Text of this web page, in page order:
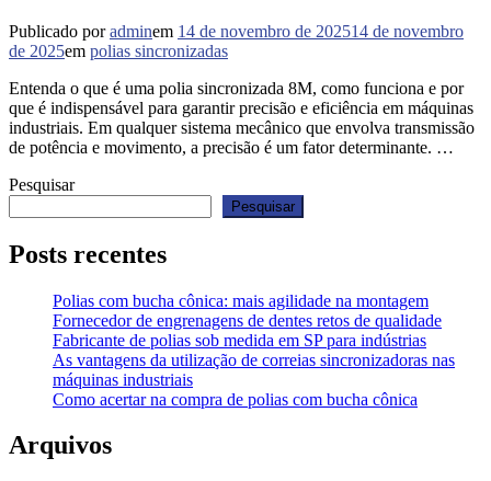
Publicado poradminem 14 de novembro de 202514 de novembro
de 2025em polias sincronizadas
Entenda o que é uma polia sincronizada 8M, como funciona e por
que é indispensável para garantir precisão e eficiência em máquinas
industriais. Em qualquer sistema mecânico que envolva transmissão
de potência e movimento, a precisão é um fator determinante. …
Pesquisar
Pesquisar
Posts recentes
Polias com bucha cônica: mais agilidade na montagem
Fornecedor de engrenagens de dentes retos de qualidade
Fabricante de polias sob medida em SP para indústrias
As vantagens da utilização de correias sincronizadoras nas
máquinas industriais
Como acertar na compra de polias com bucha cônica
Arquivos